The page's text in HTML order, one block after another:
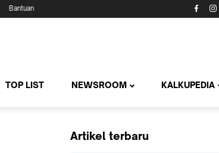
Bantuan
TOP LIST NEWSROOM KALKUPEDIA
Artikel terbaru